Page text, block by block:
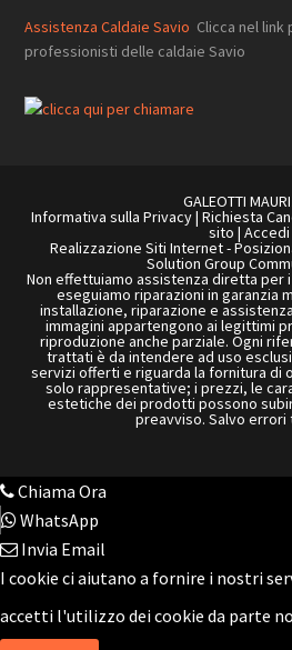
Assistenza Caldaie Savio Clicca nel
professionisti delle caldaie Savio
GALEOTTI
Informativa sulla Privacy| Richiesta
sito | Accedi
Realizzazione Siti Internet-
Solution Group
Non effettuiamo assistenza diretta per
eseguiamo riparazioni in garanzia
installazione, riparazione e
immagini appartengono ai legittimi
riproduzione anche parziale. Ogni
trattati è da intendere ad uso
servizi offerti e riguarda la fornitura di
solo rappresentative; i prezzi, le
estetiche dei prodotti possono
preavviso. Salvo errori
Chiama Ora
WhatsApp
Invia Email
I cookie ci aiutano a fornire i nostri
accetti l'utilizzo dei cookie da parte